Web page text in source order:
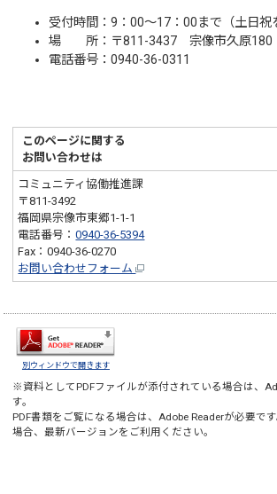
受付時間：9：00～17：00まで（土日祝
場 所：〒811-3437 宗像市久原180
電話番号：0940-36-0311
このページに関する
お問い合わせは
コミュニティ協働推進課
〒811-3492
福岡県宗像市東郷1-1-1
電話番号：0940-36-5394
Fax：0940-36-0270
お問い合わせフォーム
別ウィンドウで開きます
※資料としてPDFファイルが添付されている場合は、
す。
PDF書類をご覧になる場合は、Adobe Readerが必要で
場合、最新バージョンをご利用ください。